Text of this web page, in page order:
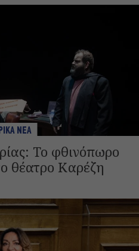
ΝΕΑ
Το φθινόπωρο
θέατρο Καρέζη